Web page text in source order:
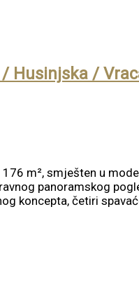
Husinjska /
m², smješten u
panoramskog
koncepta, četiri